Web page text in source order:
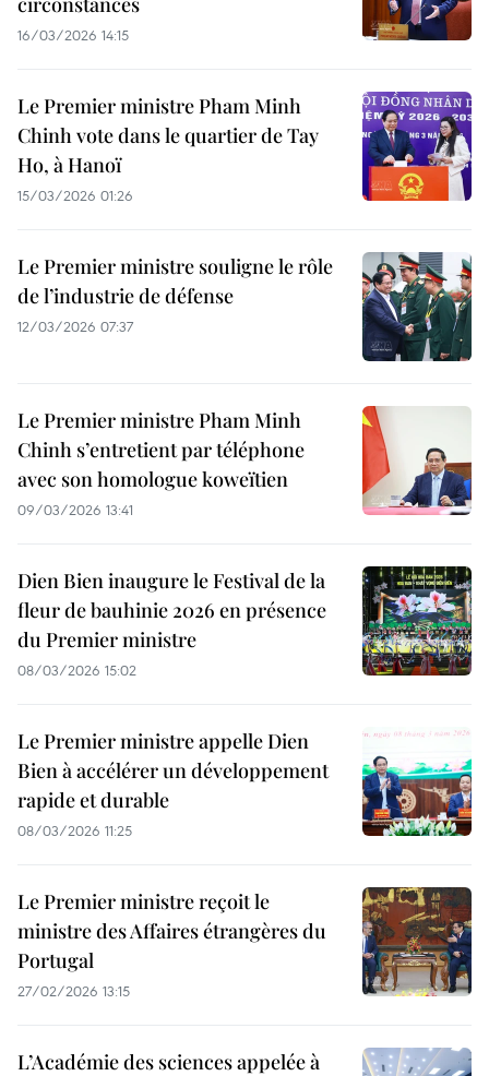
16/03/2026 14:15
Le Premier ministre Pham Minh
Chinh vote dans le quartier de Tay
Ho, à Hanoï
15/03/2026 01:26
Le Premier ministre souligne le rôle
de l’industrie de défense
12/03/2026 07:37
Le Premier ministre Pham Minh
Chinh s’entretient par téléphone
avec son homologue koweïtien
09/03/2026 13:41
Dien Bien inaugure le Festival de la
fleur de bauhinie 2026 en présence
du Premier ministre
08/03/2026 15:02
Le Premier ministre appelle Dien
Bien à accélérer un développement
rapide et durable
08/03/2026 11:25
Le Premier ministre reçoit le
ministre des Affaires étrangères du
Portugal
27/02/2026 13:15
L’Académie des sciences appelée à